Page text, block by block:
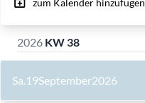
2026 KW 38
Sa.19September2026